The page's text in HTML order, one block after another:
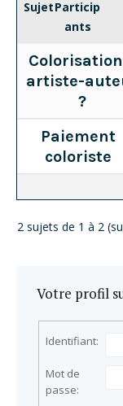
SujetParticip
ants
artiste-
?
Paiement
coloriste
2 sujets de 1 à 2
Votre profil
Identifiant:
Mot de
passe: